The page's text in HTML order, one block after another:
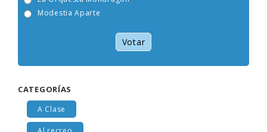
La Orquesta Mondragón
Modestia Aparte
Votar
A Clase